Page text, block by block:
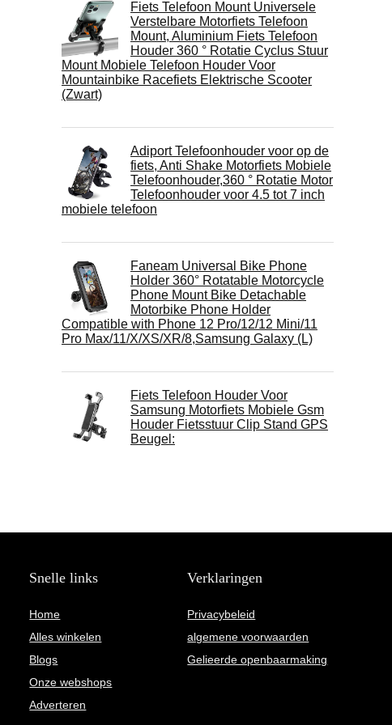
Fiets Telefoon Mount Universele
Verstelbare Motorfiets Telefoon
Mount, Aluminium Fiets Telefoon
Houder 360 ° Rotatie Cyclus Stuur
Mount Mobiele Telefoon Houder Voor
Mountainbike Racefiets Elektrische Scooter
(Zwart)
Adiport Telefoonhouder voor op de
fiets, Anti Shake Motorfiets Mobiele
Telefoonhouder,360 ° Rotatie Motor
Telefoonhouder voor 4.5 tot 7 inch
mobiele telefoon
Faneam Universal Bike Phone
Holder 360° Rotatable Motorcycle
Phone Mount Bike Detachable
Motorbike Phone Holder
Compatible with Phone 12 Pro/12/12 Mini/11
Pro Max/11/X/XS/XR/8,Samsung Galaxy (L)
Fiets Telefoon Houder Voor
Samsung Motorfiets Mobiele Gsm
Houder Fietsstuur Clip Stand GPS
Beugel:
Snelle links
Home
Alles winkelen
Blogs
Onze webshops
Adverteren
Verklaringen
Privacybeleid
algemene voorwaarden
Gelieerde openbaarmaking